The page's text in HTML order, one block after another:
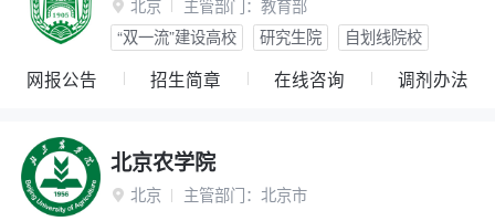
 北京 主管部门： 教育部
“双一流”建设高校
研究生院 自划线院校
网报公告 招生简章 在线咨询 调剂办法
北京农学院
 北京 主管部门： 北京市